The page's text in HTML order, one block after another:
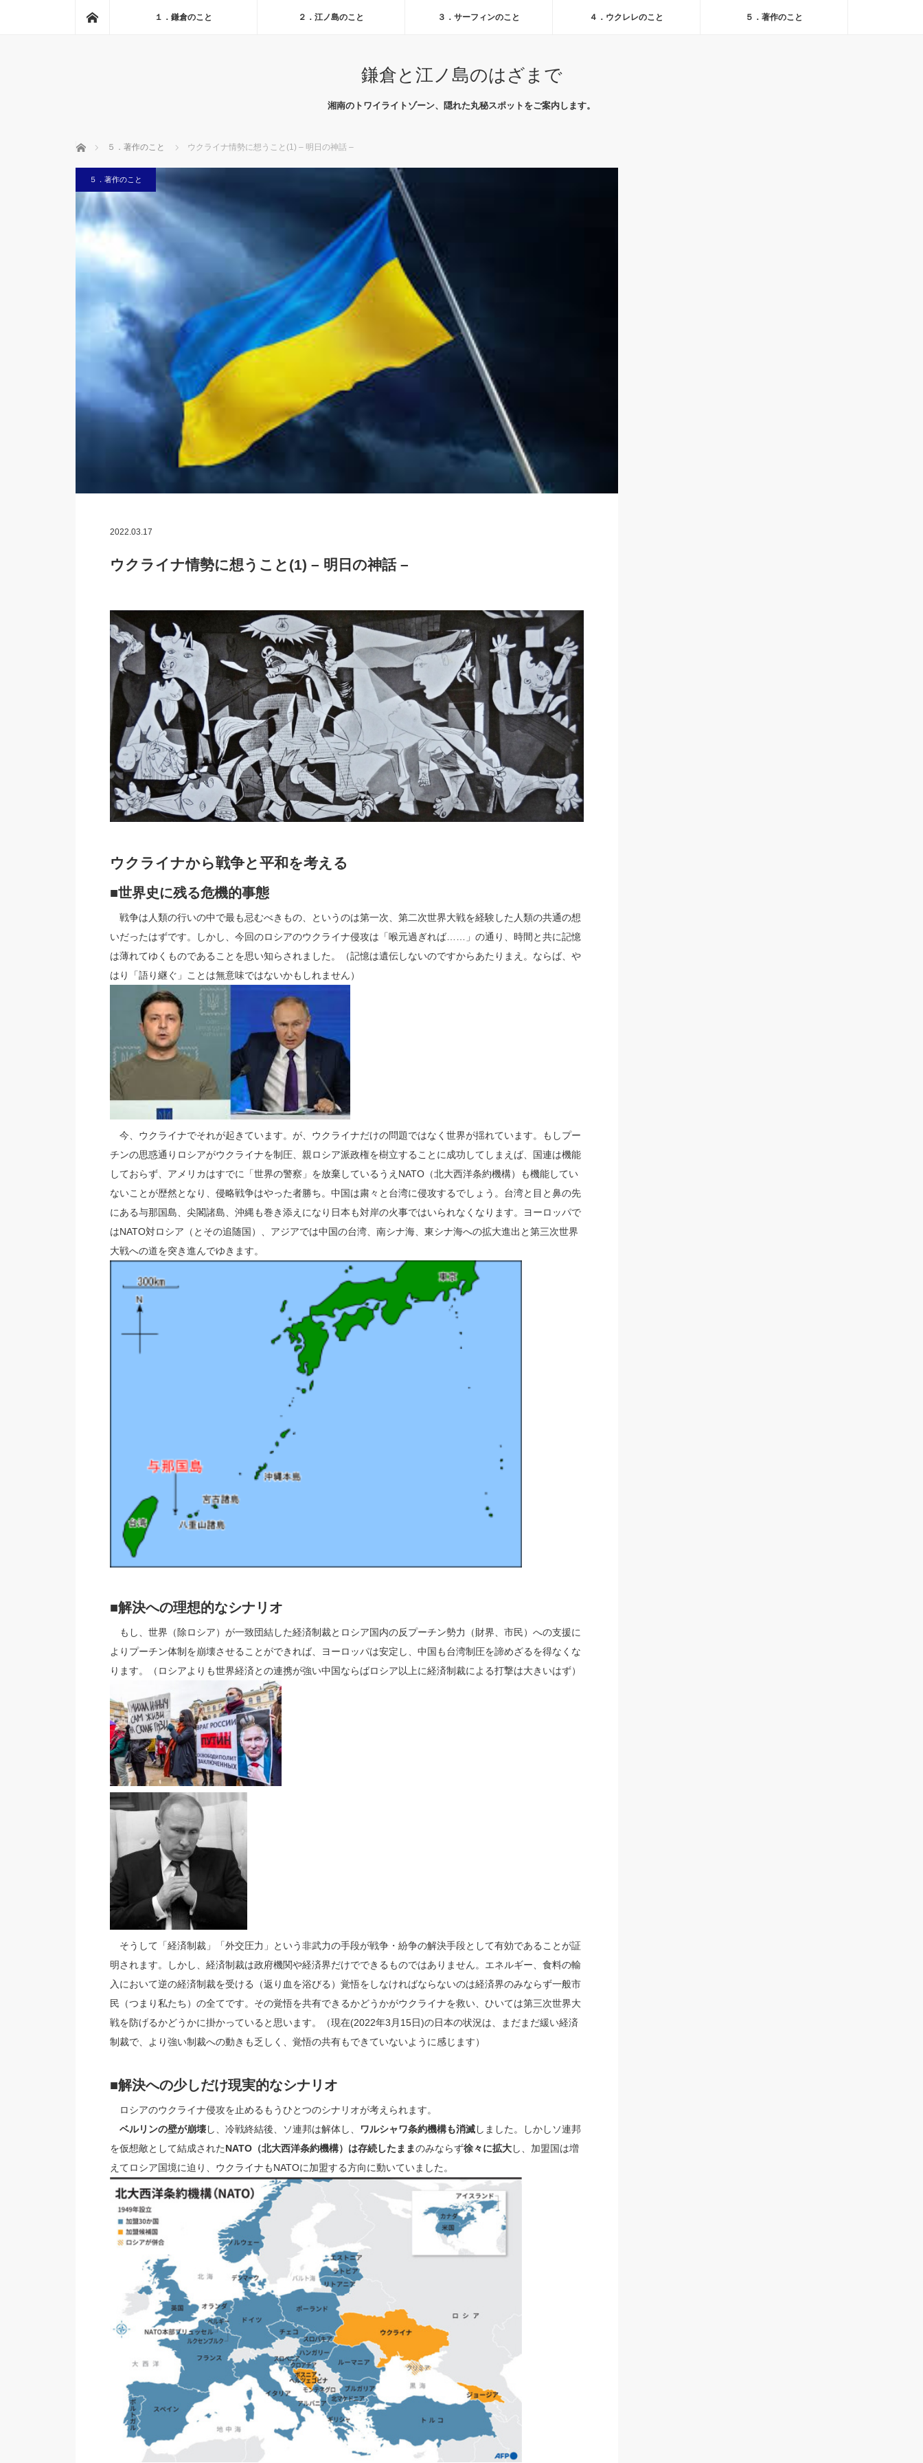
１．鎌倉のこと ２．江ノ島のこと ３．サーフィンのこと ４．ウクレレのこと ５．著作のこと
鎌倉と江ノ島のはざまで
湘南のトワイライトゾーン、隠れた丸秘スポットをご案内します。
ホーム ５．著作のこと ウクライナ情勢に想うこと(1) – 明日の神話 –
５．著作のこと
2022.03.17
ウクライナ情勢に想うこと(1) – 明日の神話 –
ウクライナから戦争と平和を考える
■世界史に残る危機的事態
戦争は人類の行いの中で最も忌むべきもの、というのは第一次、第二次世界大戦を経験した人類の共通の想
いだったはずです。しかし、今回のロシアのウクライナ侵攻は「喉元過ぎれば……」の通り、時間と共に記憶
は薄れてゆくものであることを思い知らされました。（記憶は遺伝しないのですからあたりまえ。ならば、や
はり「語り継ぐ」ことは無意味ではないかもしれません）
今、ウクライナでそれが起きています。が、ウクライナだけの問題ではなく世界が揺れています。もしプー
チンの思惑通りロシアがウクライナを制圧、親ロシア派政権を樹立することに成功してしまえば、国連は機能
しておらず、アメリカはすでに「世界の警察」を放棄しているうえNATO（北大西洋条約機構）も機能してい
ないことが歴然となり、侵略戦争はやった者勝ち。中国は粛々と台湾に侵攻するでしょう。台湾と目と鼻の先
にある与那国島、尖閣諸島、沖縄も巻き添えになり日本も対岸の火事ではいられなくなります。ヨーロッパで
はNATO対ロシア（とその追随国）、アジアでは中国の台湾、南シナ海、東シナ海への拡大進出と第三次世界
大戦への道を突き進んでゆきます。
■解決への理想的なシナリオ
もし、世界（除ロシア）が一致団結した経済制裁とロシア国内の反プーチン勢力（財界、市民）への支援に
よりプーチン体制を崩壊させることができれば、ヨーロッパは安定し、中国も台湾制圧を諦めざるを得なくな
ります。（ロシアよりも世界経済との連携が強い中国ならばロシア以上に経済制裁による打撃は大きいはず）
そうして「経済制裁」「外交圧力」という非武力の手段が戦争・紛争の解決手段として有効であることが証
明されます。しかし、経済制裁は政府機関や経済界だけでできるものではありません。エネルギー、食料の輸
入において逆の経済制裁を受ける（返り血を浴びる）覚悟をしなければならないのは経済界のみならず一般市
民（つまり私たち）の全てです。その覚悟を共有できるかどうかがウクライナを救い、ひいては第三次世界大
戦を防げるかどうかに掛かっていると思います。（現在(2022年3月15日)の日本の状況は、まだまだ緩い経済
制裁で、より強い制裁への動きも乏しく、覚悟の共有もできていないように感じます）
■解決への少しだけ現実的なシナリオ
ロシアのウクライナ侵攻を止めるもうひとつのシナリオが考えられます。
ベルリンの壁が崩壊し、冷戦終結後、ソ連邦は解体し、 ワルシャワ条約機構も消滅しました。しかしソ連邦
を仮想敵として結成されたNATO（北大西洋条約機構）は存続したままのみならず徐々に拡大し、加盟国は増
えてロシア国境に迫り、ウクライナもNATOに加盟する方向に動いていました。